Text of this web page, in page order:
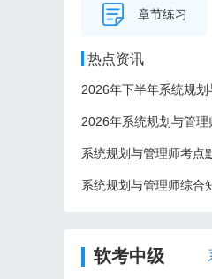
章节练习
热点资讯
2026年系统规划与管
系统规划与管理师考点
系统规划与管理师综合
软考中级